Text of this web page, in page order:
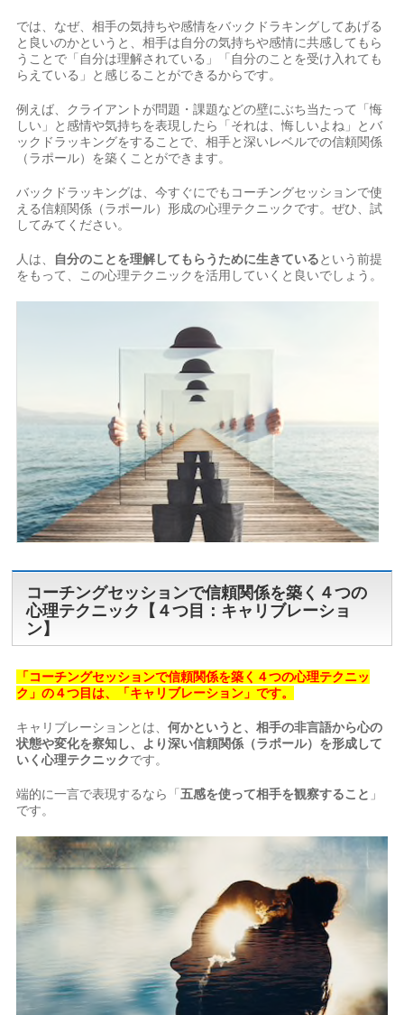
では、なぜ、相手の気持ちや感情をバックドラキングしてあげる
と良いのかというと、相手は自分の気持ちや感情に共感してもら
うことで「自分は理解されている」「自分のことを受け入れても
らえている」と感じることができるからです。
例えば、クライアントが問題・課題などの壁にぶち当たって「悔
しい」と感情や気持ちを表現したら「それは、悔しいよね」とバ
ックドラッキングをすることで、相手と深いレベルでの信頼関係
（ラポール）を築くことができます。
バックドラッキングは、今すぐにでもコーチングセッションで使
える信頼関係（ラポール）形成の心理テクニックです。ぜひ、試
してみてください。
人は、 自分のことを理解してもらうために生きているという前提
をもって、この心理テクニックを活用していくと良いでしょう。
コーチングセッションで信頼関係を築く４つの
心理テクニック【４つ目：キャリブレーショ
ン】
「コーチングセッションで信頼関係を築く４つの心理テクニッ
ク」の４つ目は、「キャリブレーション」です。
キャリブレーションとは、何かというと、相手の非言語から心の
状態や変化を察知し、より深い信頼関係（ラポール）を形成して
いく心理テクニックです。
端的に一言で表現するなら「五感を使って相手を観察すること 」
です。